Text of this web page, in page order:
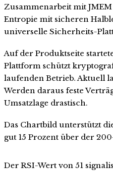
Zusammenarbeit mit
Entropie mit sicheren
universelle Sicherheits-
Auf der Produktseite
Plattform schützt
laufenden Betrieb. Aktuell
Werden daraus feste
Umsatzlage drastisch.
Das Chartbild unterstützt
gut 15 Prozent über der
Der RSI-Wert von 51